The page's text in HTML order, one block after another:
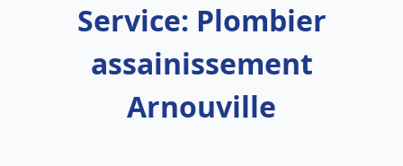
Service: Plombier
assainissement
Arnouville